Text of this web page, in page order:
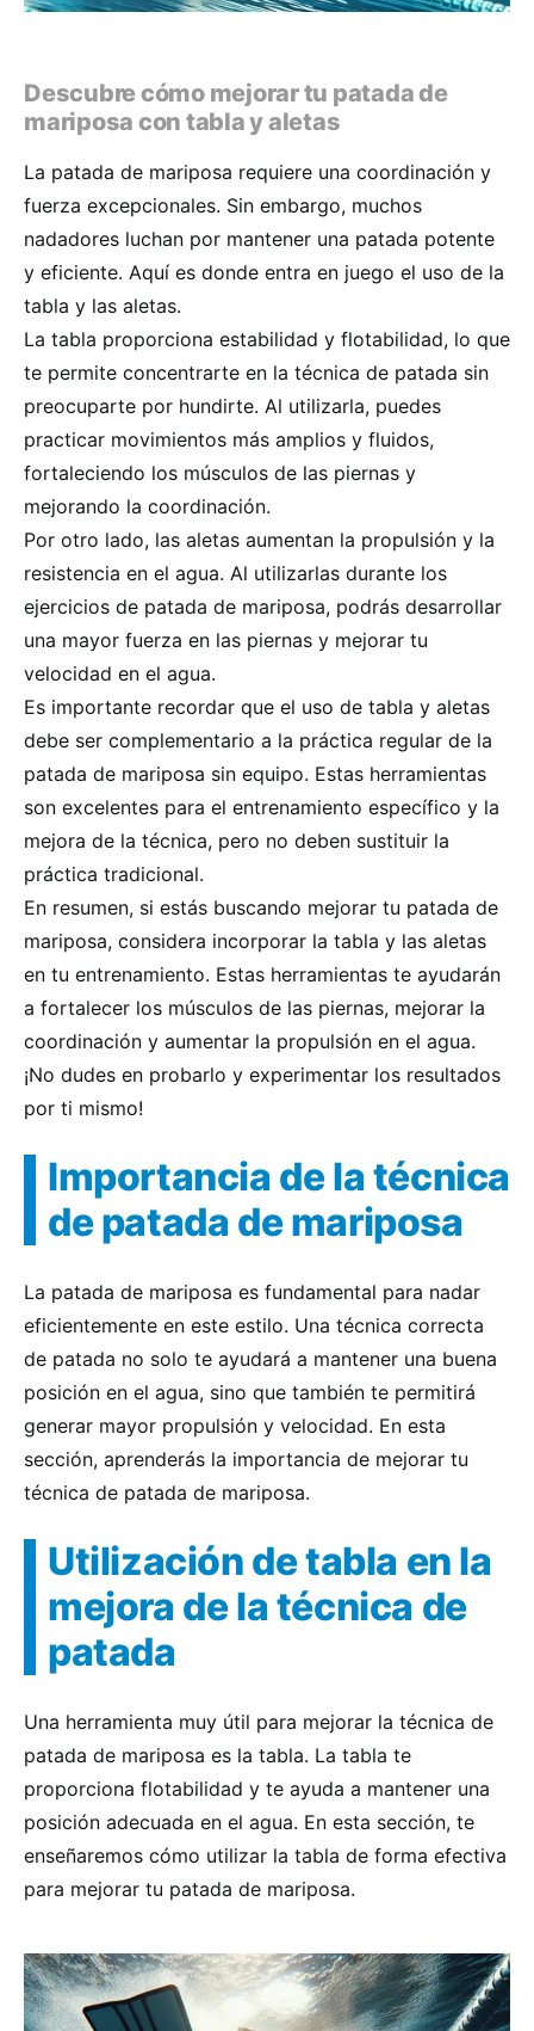
Descubre cómo mejorar tu patada de
mariposa con tabla y aletas
La patada de mariposa requiere una coordinación y
fuerza excepcionales. Sin embargo, muchos
nadadores luchan por mantener una patada potente
y eficiente. Aquí es donde entra en juego el uso de la
tabla y las aletas.
La tabla proporciona estabilidad y flotabilidad, lo que
te permite concentrarte en la técnica de patada sin
preocuparte por hundirte. Al utilizarla, puedes
practicar movimientos más amplios y fluidos,
fortaleciendo los músculos de las piernas y
mejorando la coordinación.
Por otro lado, las aletas aumentan la propulsión y la
resistencia en el agua. Al utilizarlas durante los
ejercicios de patada de mariposa, podrás desarrollar
una mayor fuerza en las piernas y mejorar tu
velocidad en el agua.
Es importante recordar que el uso de tabla y aletas
debe ser complementario a la práctica regular de la
patada de mariposa sin equipo. Estas herramientas
son excelentes para el entrenamiento específico y la
mejora de la técnica, pero no deben sustituir la
práctica tradicional.
En resumen, si estás buscando mejorar tu patada de
mariposa, considera incorporar la tabla y las aletas
en tu entrenamiento. Estas herramientas te ayudarán
a fortalecer los músculos de las piernas, mejorar la
coordinación y aumentar la propulsión en el agua.
¡No dudes en probarlo y experimentar los resultados
por ti mismo!
Importancia de la técnica
de patada de mariposa
La patada de mariposa es fundamental para nadar
eficientemente en este estilo. Una técnica correcta
de patada no solo te ayudará a mantener una buena
posición en el agua, sino que también te permitirá
generar mayor propulsión y velocidad. En esta
sección, aprenderás la importancia de mejorar tu
técnica de patada de mariposa.
Utilización de tabla en la
mejora de la técnica de
patada
Una herramienta muy útil para mejorar la técnica de
patada de mariposa es la tabla. La tabla te
proporciona flotabilidad y te ayuda a mantener una
posición adecuada en el agua. En esta sección, te
enseñaremos cómo utilizar la tabla de forma efectiva
para mejorar tu patada de mariposa.